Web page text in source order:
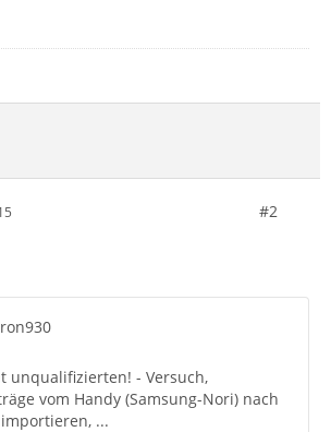
#2
unqualifizierten! - Versuch,
vom Handy (Samsung-Nori) nach
...